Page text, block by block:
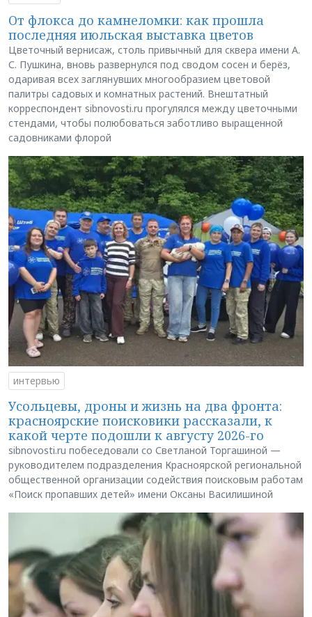
От флокса до камнеломки: как прошла
последняя июльская выставка цветов
Цветочный вернисаж, столь привычный для сквера имени А.
С. Пушкина, вновь развернулся под сводом сосен и берёз,
одаривая всех заглянувших многообразием цветовой
палитры садовых и комнатных растений. Внештатный
корреспондент sibnovosti.ru прогулялся между цветочными
стендами, чтобы полюбоваться заботливо выращенной
садовниками флорой
интервью
Усольцевы, дроны и жизнь на два фронта:
красноярские поисковики рассказали, к
какой черте подошли к августу 2026-го
sibnovosti.ru побеседовали со Светланой Торгашиной —
руководителем подразделения Красноярской региональной
общественной организации содействия поисковым работам
«Поиск пропавших детей» имени Оксаны Василишиной